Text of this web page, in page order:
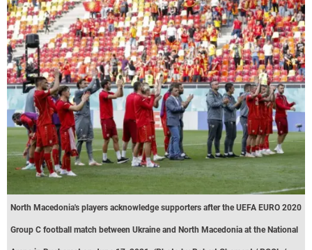
North Macedonia's players acknowledge supporters after the UEFA EURO 2020
Group C football match between Ukraine and North Macedonia at the National